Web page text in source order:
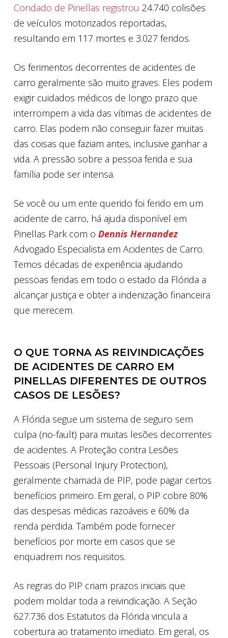
Condado de Pinellas registrou 24.740 colisões
de veículos motorizados reportadas,
resultando em 117 mortes e 3.027 feridos.
Os ferimentos decorrentes de acidentes de
carro geralmente são muito graves. Eles podem
exigir cuidados médicos de longo prazo que
interrompem a vida das vítimas de acidentes de
carro. Elas podem não conseguir fazer muitas
das coisas que faziam antes, inclusive ganhar a
vida. A pressão sobre a pessoa ferida e sua
família pode ser intensa.
Se você ou um ente querido foi ferido em um
acidente de carro, há ajuda disponível em
Pinellas Park com o Dennis Hernandez
Advogado Especialista em Acidentes de Carro.
Temos décadas de experiência ajudando
pessoas feridas em todo o estado da Flórida a
alcançar justiça e obter a indenização financeira
que merecem.
O QUE TORNA AS REIVINDICAÇÕES
DE ACIDENTES DE CARRO EM
PINELLAS DIFERENTES DE OUTROS
CASOS DE LESÕES?
A Flórida segue um sistema de seguro sem
culpa (no-fault) para muitas lesões decorrentes
de acidentes. A Proteção contra Lesões
Pessoais (Personal Injury Protection),
geralmente chamada de PIP, pode pagar certos
benefícios primeiro. Em geral, o PIP cobre 80%
das despesas médicas razoáveis e 60% da
renda perdida. Também pode fornecer
benefícios por morte em casos que se
enquadrem nos requisitos.
As regras do PIP criam prazos iniciais que
podem moldar toda a reivindicação. A Seção
627.736 dos Estatutos da Flórida vincula a
cobertura ao tratamento imediato. Em geral, os